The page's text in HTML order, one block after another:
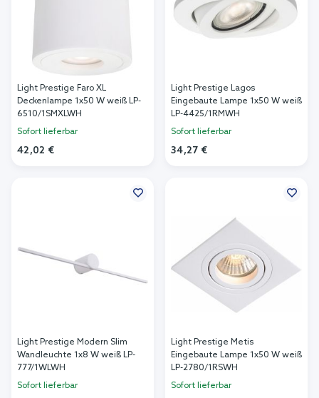
Light Prestige Faro XL
Deckenlampe 1x50 W weiß LP-
6510/1SMXLWH
Sofort lieferbar
42,02 €
Light Prestige Lagos
Eingebaute Lampe 1x50 W weiß
LP-4425/1RMWH
Sofort lieferbar
34,27 €
Light Prestige Modern Slim
Wandleuchte 1x8 W weiß LP-
777/1WLWH
Sofort lieferbar
Light Prestige Metis
Eingebaute Lampe 1x50 W weiß
LP-2780/1RSWH
Sofort lieferbar